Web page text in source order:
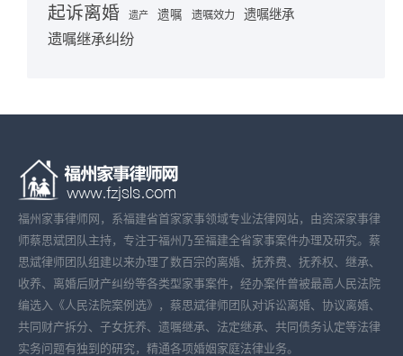
起诉离婚 遗产 遗嘱 遗嘱效力 遗嘱继承
遗嘱继承纠纷
福州家事律师网，系福建省首家家事领域专业法律网站，由资深家事律
师蔡思斌团队主持，专注于福州乃至福建全省家事案件办理及研究。蔡
思斌律师团队组建以来办理了数百宗的离婚、抚养费、抚养权、继承、
收养、离婚后财产纠纷等各类型家事案件，经办案件曾被最高人民法院
编选入《人民法院案例选》，蔡思斌律师团队对诉讼离婚、协议离婚、
共同财产拆分、子女抚养、遗嘱继承、法定继承、共同债务认定等法律
实务问题有独到的研究，精通各项婚姻家庭法律业务。